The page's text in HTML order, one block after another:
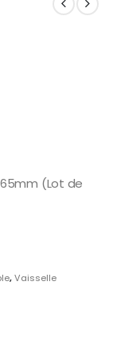
(Lot de
,Vaisselle